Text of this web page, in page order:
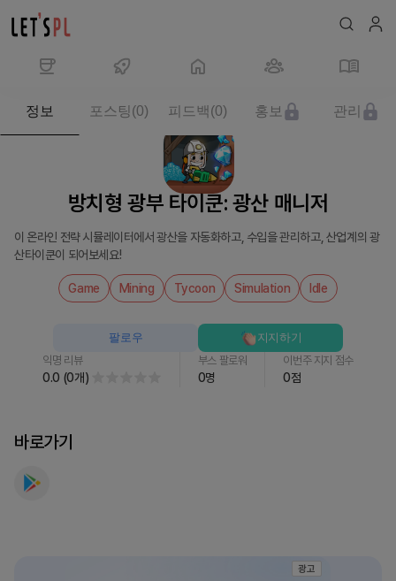
서
방치형 광부 타이쿤: 광산 매니저
이 온라인 전략 시뮬레이터에서 광산을 자동화하고, 수입을 관리하고, 산업계의 광
산타이쿤이 되어보세요!
Game Mining Tycoon Simulation Idle
익명 리뷰
0.0 (0개)
부스 팔로워
0명
이번주 지지 점수
0점
팔로우 지지하기
정보 포스팅(0) 피드백 (0) 홍보 관리
바로가기
광고